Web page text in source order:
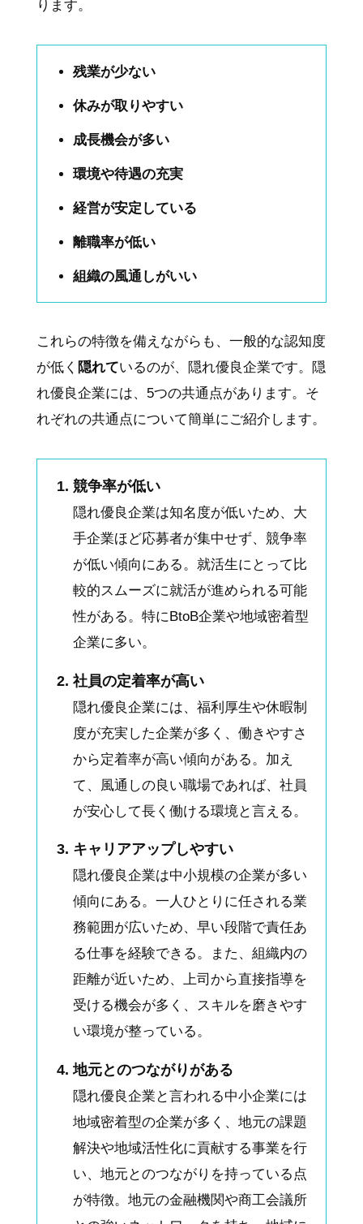
ります。
残業が少ない
休みが取りやすい
成長機会が多い
環境や待遇の充実
経営が安定している
離職率が低い
組織の風通しがいい
これらの特徴を備えながらも、一般的な認知度
が低く 隠れているのが、隠れ優良企業です。隠
れ優良企業には、5つの共通点があります。そ
れぞれの共通点について簡単にご紹介します。
競争率が低い
隠れ優良企業は知名度が低いため、大
手企業ほど応募者が集中せず、競争率
が低い傾向にある。就活生にとって比
較的スムーズに就活が進められる可能
性がある。特にBtoB企業や地域密着型
企業に多い。
社員の定着率が高い
隠れ優良企業には、福利厚生や休暇制
度が充実した企業が多く、働きやすさ
から定着率が高い傾向がある。加え
て、風通しの良い職場であれば、社員
が安心して長く働ける環境と言える。
キャリアアップしやすい
隠れ優良企業は中小規模の企業が多い
傾向にある。一人ひとりに任される業
務範囲が広いため、早い段階で責任あ
る仕事を経験できる。また、組織内の
距離が近いため、上司から直接指導を
受ける機会が多く、スキルを磨きやす
い環境が整っている。
地元とのつながりがある
隠れ優良企業と言われる中小企業には
地域密着型の企業が多く、地元の課題
解決や地域活性化に貢献する事業を行
い、地元とのつながりを持っている点
が特徴。地元の金融機関や商工会議所